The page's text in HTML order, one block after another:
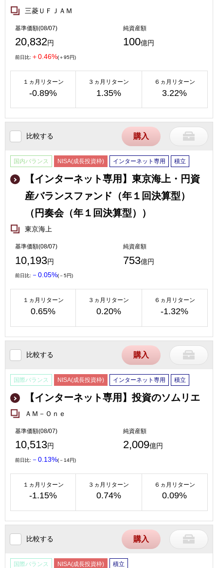
三菱ＵＦＪＡＭ
基準価額(08/07)
20,832円
純資産額
100億円
前日比: ＋0.46%(＋95円)
１ヵ月リターン
-0.89%
３ヵ月リターン
1.35%
６ヵ月リターン
3.22%
比較する 購入
国内バランス NISA(成長投資枠) インターネット専用 積立
【インターネット専用】東京海上・円資
産バランスファンド（年１回決算型）
（円奏会（年１回決算型））
東京海上
基準価額(08/07)
10,193円
純資産額
753億円
前日比: －0.05%(－5円)
１ヵ月リターン
0.65%
３ヵ月リターン
0.20%
６ヵ月リターン
-1.32%
比較する 購入
国際バランス NISA(成長投資枠) インターネット専用 積立
【インターネット専用】投資のソムリエ
ＡＭ－Ｏｎｅ
基準価額(08/07)
10,513円
純資産額
2,009億円
前日比: －0.13%(－14円)
１ヵ月リターン
-1.15%
３ヵ月リターン
0.74%
６ヵ月リターン
0.09%
比較する 購入
国際バランス NISA(成長投資枠) 積立